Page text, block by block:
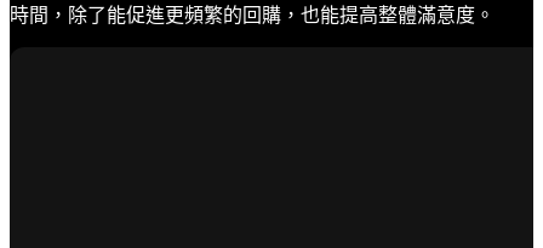
時間，除了能促進更頻繁的回購，也能提高整體滿意度。